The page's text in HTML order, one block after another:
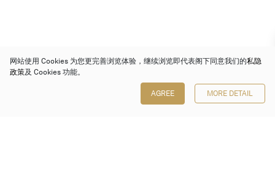
网站使用 Cookies 为您更完善浏览体验，继续浏览即代表阁下同意我们的私隐
政策及 Cookies 功能。
AGREE MORE DETAIL